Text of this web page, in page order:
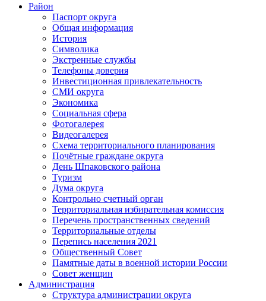
Район
Паспорт округа
Общая информация
История
Символика
Экстренные службы
Телефоны доверия
Инвестиционная привлекательность
СМИ округа
Экономика
Социальная сфера
Фотогалерея
Видеогалерея
Схема территориального планирования
Почётные граждане округа
День Шпаковского района
Туризм
Дума округа
Контрольно счетный орган
Территориальная избирательная комиссия
Перечень пространственных сведений
Территориальные отделы
Перепись населения 2021
Общественный Совет
Памятные даты в военной истории России
Совет женщин
Администрация
Структура администрации округа